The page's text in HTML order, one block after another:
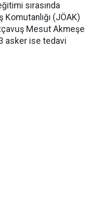
sırasında
(JÖAK)
Mesut Akmeşe
asker ise tedavi